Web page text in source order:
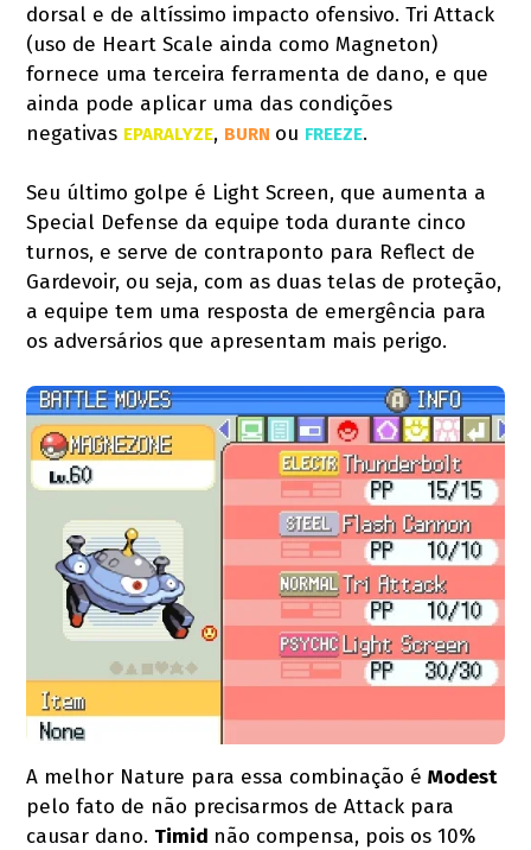
dorsal e de altíssimo impacto ofensivo. Tri Attack
(uso de Heart Scale ainda como Magneton)
fornece uma terceira ferramenta de dano, e que
ainda pode aplicar uma das condições
negativas EPARALYZE, BURN ou FREEZE.
Seu último golpe é Light Screen, que aumenta a
Special Defense da equipe toda durante cinco
turnos, e serve de contraponto para Reflect de
Gardevoir, ou seja, com as duas telas de proteção,
a equipe tem uma resposta de emergência para
os adversários que apresentam mais perigo.
A melhor Nature para essa combinação éModest
pelo fato de não precisarmos de Attack para
causar dano. Timid não compensa, pois os 10%